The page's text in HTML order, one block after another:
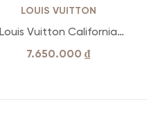
LOUIS VUITTON
Louis Vuitton California
Dream
7.650.000₫